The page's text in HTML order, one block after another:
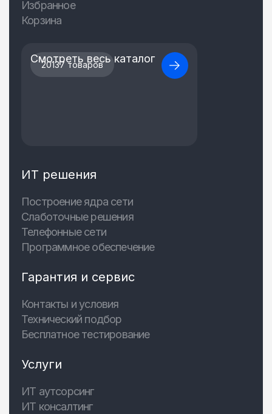
Избранное
Корзина
20137 товаров
Смотреть весь каталог
ИТ решения
Построение ядра сети
Слаботочные решения
Телефонные сети
Программное обеспечение
Гарантия и сервис
Контакты и условия
Технический подбор
Бесплатное тестирование
Услуги
ИТ аутсорсинг
ИТ консалтинг